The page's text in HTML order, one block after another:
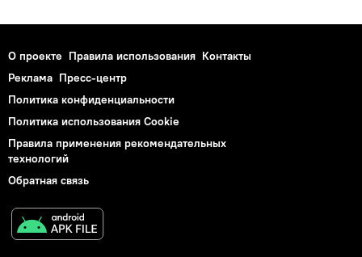
О проекте Правила использования Контакты
Реклама Пресс-центр
Политика конфиденциальности
Политика использования Cookie
Правила применения рекомендательных
технологий
Обратная связь